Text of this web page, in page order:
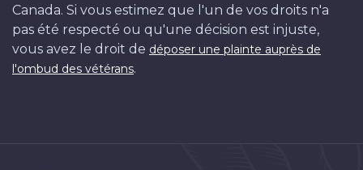
Canada. Si vous estimez que l'un de vos droits n'a
pas été respecté ou qu'une décision est injuste,
vous avez le droit de déposer une plainte auprès de
l'ombud des vétérans.